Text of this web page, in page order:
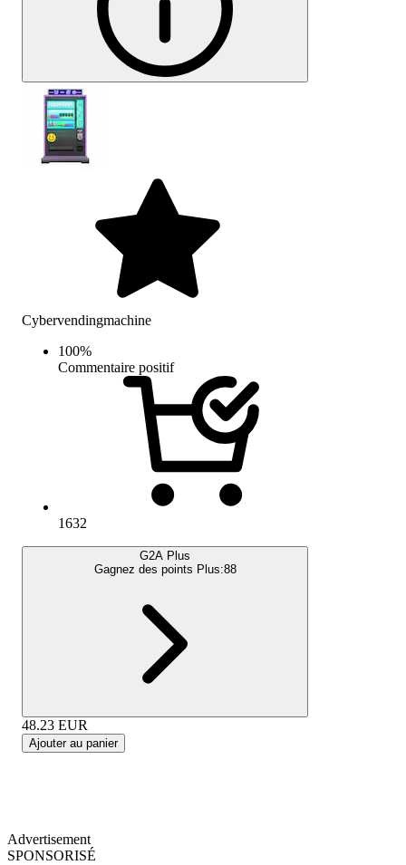
Cybervendingmachine
100%
Commentaire positif
1632
G2A Plus
Gagnez des points Plus:88
48.23 EUR
Ajouter au panier
Advertisement
SPONSORISÉ